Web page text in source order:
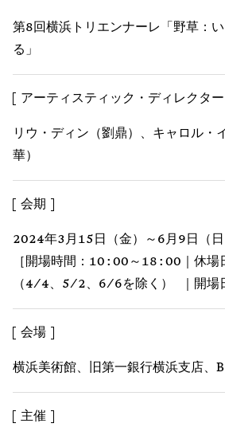
第8回横浜トリエンナーレ「野草：
る」
アーティスティック・ディレクター
リウ・ディン（劉鼎）、キャロル・
華）
会期
2024年3月15日（金）～6月9日（日
［開場時間：10:00～18:00｜休場
（4/4、5/2、6/6を除く） ｜開場
会場
横浜美術館、旧第一銀行横浜支店、
主催